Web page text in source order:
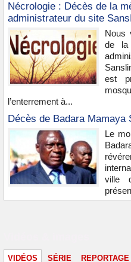
Nécrologie : Décès de la
administrateur du site
Nous
de la
est
l’enterrement à...
Décès de Badara Mamaya
Le
ville
VIDÉOS SÉRIE REPORTAGE